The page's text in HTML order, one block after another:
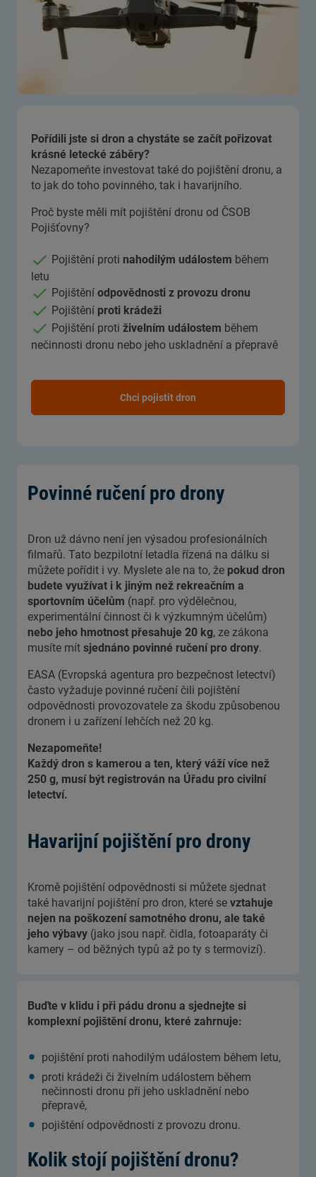
Pořídili jste si dron a chystáte se začít pořizovat
krásné letecké záběry?
Nezapomeňte investovat také do pojištění dronu, a
to jak do toho povinného, tak i havarijního.
Proč byste měli mít pojištění dronu od ČSOB
Pojišťovny?
Pojištění proti nahodilým událostem během
letu
Pojištění odpovědnosti z provozu dronu
Pojištění proti krádeži
Pojištění proti živelním událostem během
nečinnosti dronu nebo jeho uskladnění a přepravě
Chci pojistit dron
Povinné ručení pro drony
Dron už dávno není jen výsadou profesionálních
filmařů. Tato bezpilotní letadla řízená na dálku si
můžete pořídit i vy. Myslete ale na to, že pokud dron
budete využívat i k jiným než rekreačním a
sportovním účelům (např. pro výdělečnou,
experimentální činnost či k výzkumným účelům)
nebo jeho hmotnost přesahuje 20 kg, ze zákona
musíte mít sjednáno povinné ručení pro drony.
EASA (Evropská agentura pro bezpečnost letectví)
často vyžaduje povinné ručení čili pojištění
odpovědnosti provozovatele za škodu způsobenou
dronem i u zařízení lehčích než 20 kg.
Nezapomeňte!
Každý dron s kamerou a ten, který váží více než
250 g, musí být registrován na Úřadu pro civilní
letectví.
Havarijní pojištění pro drony
Kromě pojištění odpovědnosti si můžete sjednat
také havarijní pojištění pro dron, které se vztahuje
nejen na poškození samotného dronu, ale také
jeho výbavy (jako jsou např. čidla, fotoaparáty či
kamery – od běžných typů až po ty s termovizí).
Buďte v klidu i při pádu dronu a sjednejte si
komplexní pojištění dronu, které zahrnuje:
pojištění proti nahodilým událostem během letu,
proti krádeži či živelním událostem během
nečinnosti dronu při jeho uskladnění nebo
přepravě,
pojištění odpovědnosti z provozu dronu.
Kolik stojí pojištění dronu?